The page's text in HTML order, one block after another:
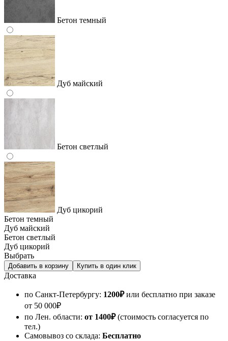
Бетон темный
Дуб майский
Бетон светлый
Дуб цикорий
Бетон темный
Дуб майский
Бетон светлый
Дуб цикорий
Выбрать
Доставка
по Санкт-Петербургу: 1200₽или бесплатно при заказе
от 50 000₽
по Лен. области: от 1400₽(стоимость согласуется по
тел.)
Самовывоз со склада: Бесплатно